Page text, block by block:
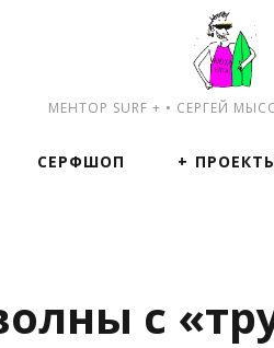
МЕНТОР SURF + • СЕРГЕЙ
СЕРФШОП
с